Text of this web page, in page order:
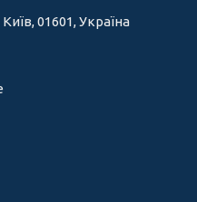
01601, Україна